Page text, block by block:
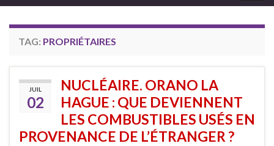
TAG: PROPRIÉTAIRES
JUIL
02
NUCLÉAIRE. ORANO LA
HAGUE : QUE DEVIENNENT
LES COMBUSTIBLES USÉS EN
PROVENANCE DE L’ÉTRANGER ?